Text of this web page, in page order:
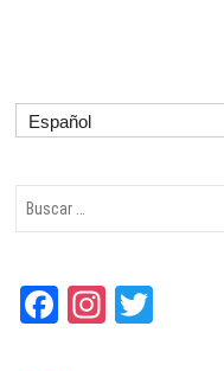
Español
F
In